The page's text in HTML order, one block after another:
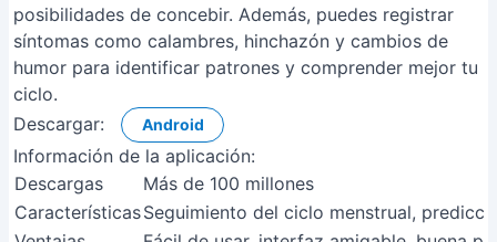
posibilidades de concebir. Además, puedes registrar
síntomas como calambres, hinchazón y cambios de
humor para identificar patrones y comprender mejor tu
ciclo.
Descargar:
Android
Información de la aplicación:
Descargas
Más de 100 millones
CaracterísticasSeguimiento del ciclo menstrual,